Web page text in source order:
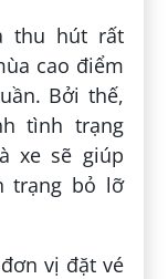
thu hút rất
cao điểm
Bởi thế,
tình trạng
xe sẽ giúp
trạng bỏ lỡ
vị đặt vé